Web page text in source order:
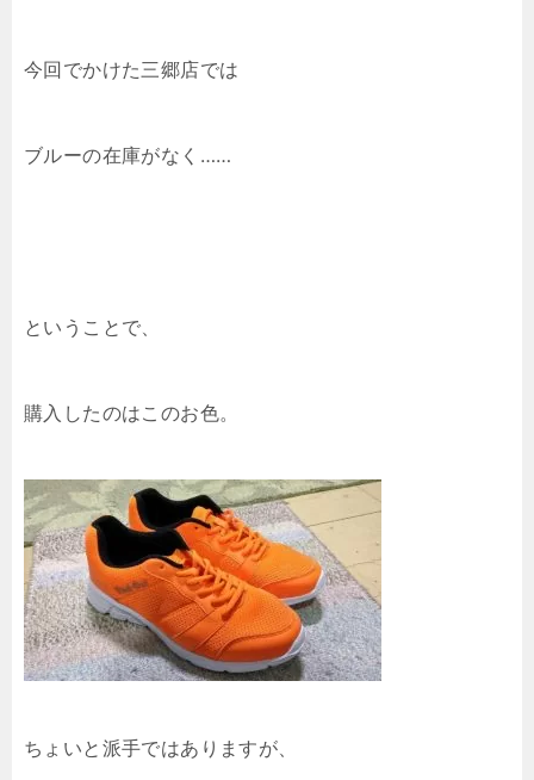
今回でかけた三郷店では
ブルーの在庫がなく……
ということで、
購入したのはこのお色。
ちょいと派手ではありますが、